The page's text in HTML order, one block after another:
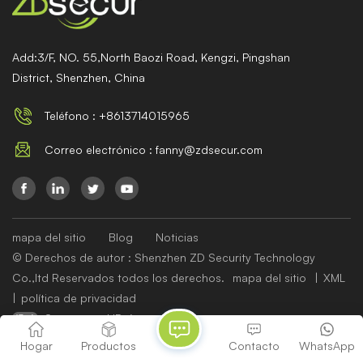
Add:3/F, NO. 55,North Baozi Road, Kengzi, Pingshan
District, Shenzhen, China
Teléfono : +8613714015965
Correo electrónico : fanny@zdsecur.com
mapa del sitio Blog
Noticias
© Derechos de autor : Shenzhen ZD Security Technology
Co.,ltd Reservados todos los derechos.
mapa del sitio | XML
| política de privacidad
Soporta red IPv6
Hogar Productos WhatsApp
Contacto